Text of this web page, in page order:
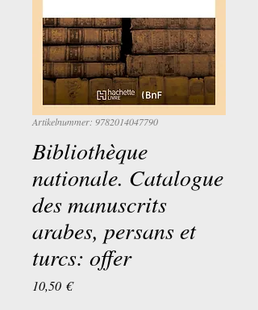
Artikelnummer: 9782014047790
Bibliothèque
nationale. Catalogue
des manuscrits
arabes, persans et
turcs: offer
10,50 €Preis